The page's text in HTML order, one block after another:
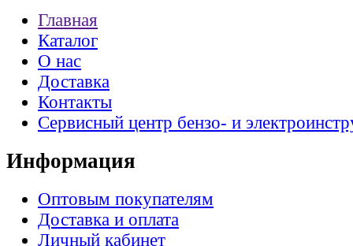
Главная
Каталог
О нас
Доставка
Контакты
Сервисный центр бензо- и
Информация
Оптовым покупателям
Доставка и оплата
Личный кабинет